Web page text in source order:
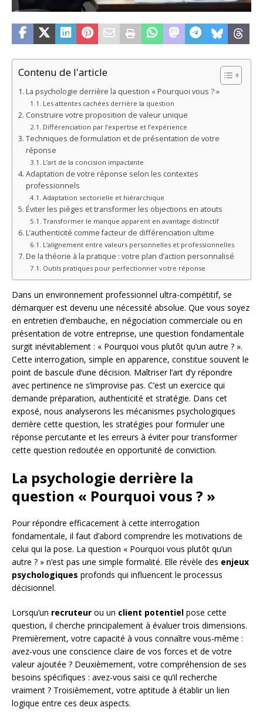
Contenu de l'article
La psychologie derrière la question « Pourquoi vous ? »
Les attentes cachées derrière la question
Construire votre proposition de valeur unique
Différenciation par l’expertise et l’expérience
Techniques de formulation et de présentation de votre
réponse
L’art de la concision impactante
Adaptation de votre réponse selon les contextes
professionnels
Adaptation sectorielle et hiérarchique
Éviter les pièges et transformer les objections en atouts
Transformer le manque apparent en avantage distinctif
L’authenticité comme facteur de différenciation ultime
L’alignement entre valeurs personnelles et professionnelles
De la théorie à la pratique : votre plan d’action personnalisé
Outils pratiques pour perfectionner votre réponse
Dans un environnement professionnel ultra-compétitif, se
démarquer est devenu une nécessité absolue. Que vous soyez
en entretien d’embauche, en négociation commerciale ou en
présentation de votre entreprise, une question fondamentale
surgit inévitablement : « Pourquoi vous plutôt qu’un autre ? ».
Cette interrogation, simple en apparence, constitue souvent le
point de bascule d’une décision. Maîtriser l’art d’y répondre
avec pertinence ne s’improvise pas. C’est un exercice qui
demande préparation, authenticité et stratégie. Dans cet
exposé, nous analyserons les mécanismes psychologiques
derrière cette question, les stratégies pour formuler une
réponse percutante et les erreurs à éviter pour transformer
cette question redoutée en opportunité de conviction.
La psychologie derrière la
question « Pourquoi vous ? »
Pour répondre efficacement à cette interrogation
fondamentale, il faut d’abord comprendre les motivations de
celui qui la pose. La question « Pourquoi vous plutôt qu’un
autre ? » n’est pas une simple formalité. Elle révèle des enjeux
psychologiques profonds qui influencent le processus
décisionnel.
Lorsqu’un recruteur ou un client potentiel pose cette
question, il cherche principalement à évaluer trois dimensions.
Premièrement, votre capacité à vous connaître vous-même :
avez-vous une conscience claire de vos forces et de votre
valeur ajoutée ? Deuxièmement, votre compréhension de ses
besoins spécifiques : avez-vous saisi ce qu’il recherche
vraiment ? Troisièmement, votre aptitude à établir un lien
logique entre ces deux aspects.